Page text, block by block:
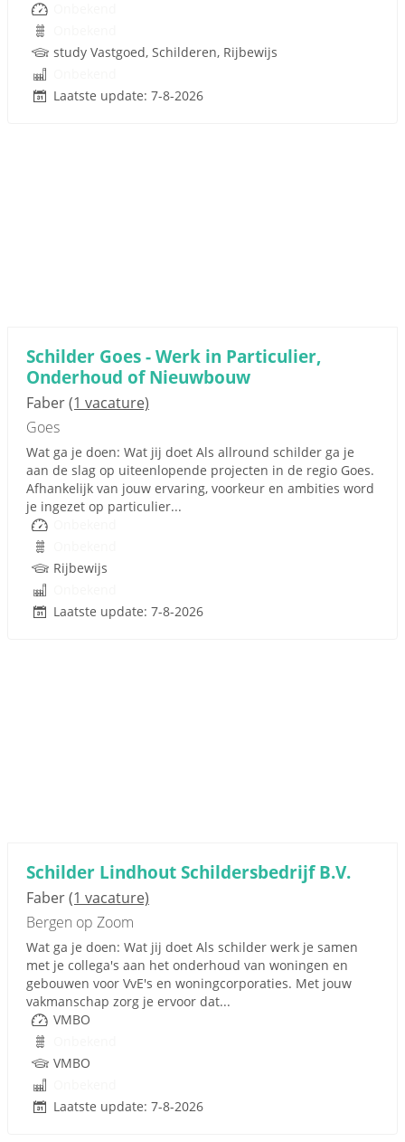
study Vastgoed, Schilderen, Rijbewijs
Laatste update: 7-8-2026
Schilder Goes - Werk in Particulier,
Onderhoud of Nieuwbouw
Faber(1 vacature)
Goes
Wat ga je doen: Wat jij doet Als allround schilder ga je
aan de slag op uiteenlopende projecten in de regio Goes.
Afhankelijk van jouw ervaring, voorkeur en ambities word
je ingezet op particulier...
Rijbewijs
Laatste update: 7-8-2026
Schilder Lindhout Schildersbedrijf B.V.
Faber(1 vacature)
Bergen op Zoom
Wat ga je doen: Wat jij doet Als schilder werk je samen
met je collega's aan het onderhoud van woningen en
gebouwen voor VvE's en woningcorporaties. Met jouw
vakmanschap zorg je ervoor dat...
VMBO
VMBO
Laatste update: 7-8-2026